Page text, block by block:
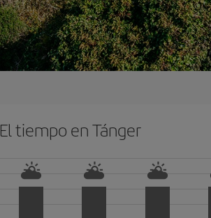
El tiempo en Tánger